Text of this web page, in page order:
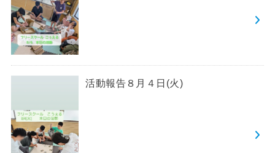
活動報告８月４日(火)